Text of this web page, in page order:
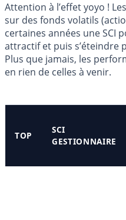
Attention à l’effet yoyo !
sur des fonds volatils
certaines années une SCI
attractif et puis s’éteindre
Plus que jamais, les
en rien de celles à venir.
TOP
SCI
GESTIONNAIRE